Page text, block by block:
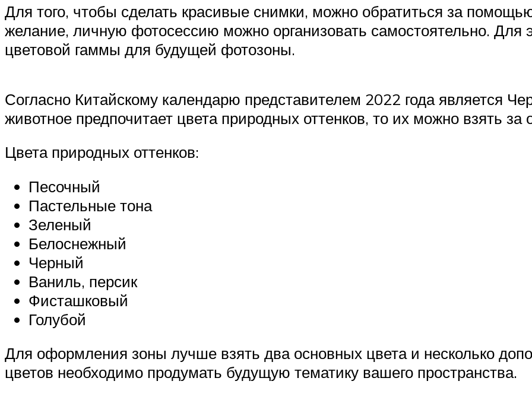
Для того, чтобы сделать красивые снимки, можно обратиться за
желание, личную фотосессию можно организовать самостоятельно. Для
цветовой гаммы для будущей фотозоны.
Согласно Китайскому календарю представителем 2022 года является
животное предпочитает цвета природных оттенков, то их можно взять
Цвета природных оттенков:
Песочный
Пастельные тона
Зеленый
Белоснежный
Черный
Ваниль, персик
Фисташковый
Голубой
Для оформления зоны лучше взять два основных цвета и несколько
цветов необходимо продумать будущую тематику вашего пространства.